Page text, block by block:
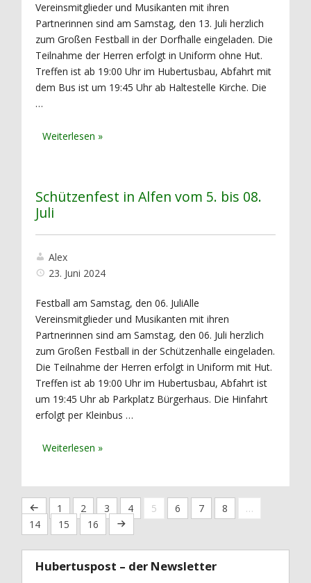
Vereinsmitglieder und Musikanten mit ihren
Partnerinnen sind am Samstag, den 13. Juli herzlich
zum Großen Festball in der Dorfhalle eingeladen. Die
Teilnahme der Herren erfolgt in Uniform ohne Hut.
Treffen ist ab 19:00 Uhr im Hubertusbau, Abfahrt mit
dem Bus ist um 19:45 Uhr ab Haltestelle Kirche. Die
…
Schützenfest in Alfen vom 5. bis 08.
Juli
Alex
23. Juni 2024
Festball am Samstag, den 06. JuliAlle
Vereinsmitglieder und Musikanten mit ihren
Partnerinnen sind am Samstag, den 06. Juli herzlich
zum Großen Festball in der Schützenhalle eingeladen.
Die Teilnahme der Herren erfolgt in Uniform mit Hut.
Treffen ist ab 19:00 Uhr im Hubertusbau, Abfahrt ist
um 19:45 Uhr ab Parkplatz Bürgerhaus. Die Hinfahrt
erfolgt per Kleinbus …
1 2 3 4 5 6 7 8
…
14
15 16
Hubertuspost – der Newsletter